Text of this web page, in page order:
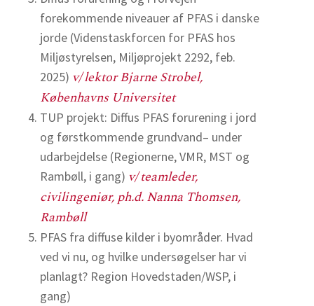
forekommende niveauer af PFAS i danske
jorde (Videnstaskforcen for PFAS hos
Miljøstyrelsen, Miljøprojekt 2292, feb.
2025) v/ lektor Bjarne Strobel,
Københavns Universitet
TUP projekt: Diffus PFAS forurening i jord
og førstkommende grundvand– under
udarbejdelse (Regionerne, VMR, MST og
Rambøll, i gang) v/ teamleder,
civilingeniør, ph.d. Nanna Thomsen,
Rambøll
PFAS fra diffuse kilder i byområder. Hvad
ved vi nu, og hvilke undersøgelser har vi
planlagt? Region Hovedstaden/WSP, i
gang)